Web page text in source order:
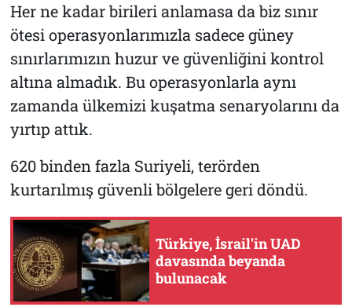
Her ne kadar birileri anlamasa da biz sınır
ötesi operasyonlarımızla sadece güney
sınırlarımızın huzur ve güvenliğini kontrol
altına almadık. Bu operasyonlarla aynı
zamanda ülkemizi kuşatma senaryolarını da
yırtıp attık.
620 binden fazla Suriyeli, terörden
kurtarılmış güvenli bölgelere geri döndü.
Türkiye, İsrail'in UAD
davasında beyanda
bulunacak